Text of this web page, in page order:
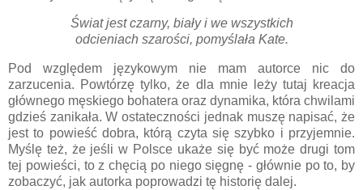
Świat jest czarny, biały i we wszystkich
odcieniach szarości, pomyślała Kate.
Pod względem językowym nie mam autorce nic do
zarzucenia. Powtórzę tylko, że dla mnie leży tutaj kreacja
głównego męskiego bohatera oraz dynamika, która chwilami
gdzieś zanikała. W ostateczności jednak muszę napisać, że
jest to powieść dobra, którą czyta się szybko i przyjemnie.
Myślę też, że jeśli w Polsce ukaże się być może drugi tom
tej powieści, to z chęcią po niego sięgnę - głównie po to, by
zobaczyć, jak autorka poprowadzi tę historię dalej.